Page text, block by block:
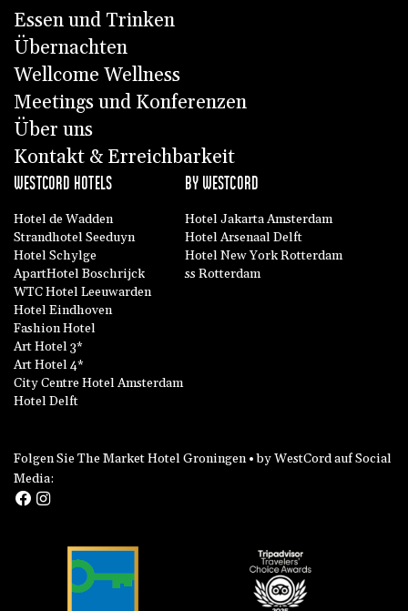
Essen und Trinken
Übernachten
Wellcome Wellness
Meetings und Konferenzen
Über uns
Kontakt & Erreichbarkeit
WESTCORD HOTELS
Hotel de Wadden
Strandhotel Seeduyn
Hotel Schylge
ApartHotel Boschrijck
WTC Hotel Leeuwarden
Hotel Eindhoven
Fashion Hotel
Art Hotel 3*
Art Hotel 4*
City Centre Hotel Amsterdam
Hotel Delft
BY WESTCORD
Hotel Jakarta Amsterdam
Hotel Arsenaal Delft
Hotel New York Rotterdam
ss Rotterdam
Folgen Sie The Market Hotel Groningen • by WestCord auf Social
Media: